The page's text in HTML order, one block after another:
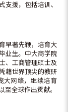
支援，包括培训、
早著先鞭，培育大
业生。中大商学院
、工商管理硕士及
藉世界顶尖的教研
大网络，继续培育
至全球作出贡献。